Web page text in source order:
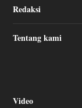
Redaksi
Tentang kami
Video